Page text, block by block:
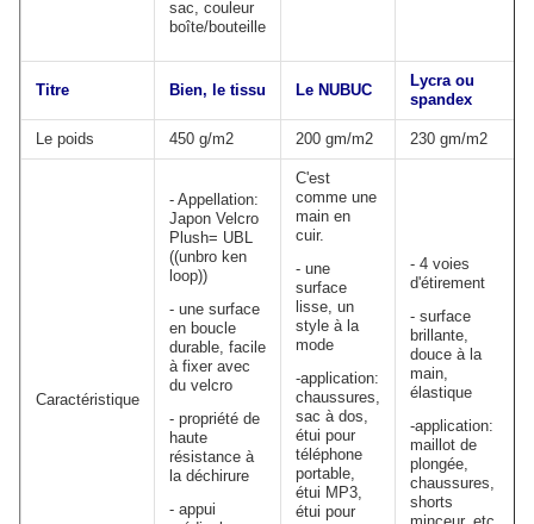
sac, couleur
boîte/bouteille
Titre Bien, le tissu Le NUBUC
Lycra ou
spandex
Le poids 450 g/m2 200 gm/m2 230 gm/m2
Caractéristique
- Appellation:
Japon Velcro
Plush= UBL
((unbro ken
loop))
- une surface
en boucle
durable, facile
à fixer avec
du velcro
- propriété de
haute
résistance à
la déchirure
- appui
C'est
comme une
main en
cuir.
- une
surface
lisse, un
style à la
mode
-application:
chaussures,
sac à dos,
étui pour
téléphone
portable,
étui MP3,
étui pour
- 4 voies
d'étirement
- surface
brillante,
douce à la
main,
élastique
-application:
maillot de
plongée,
chaussures,
shorts